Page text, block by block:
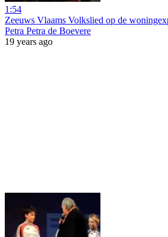
1:54
Zeeuws Vlaams Volkslied op de
Petra Petra de Boevere
19 years ago